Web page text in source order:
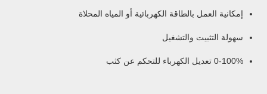
إمكانية العمل بالطاقة الكهربائية أو المياه المحلاة
سهولة التثبيت والتشغيل
0-100% تعديل الكهرباء للتحكم عن كثب